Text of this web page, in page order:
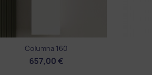
Columna 160
657,00 €
Aperçu rapide